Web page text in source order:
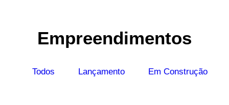
Empreendimentos
Todos Lançamento Em Construção